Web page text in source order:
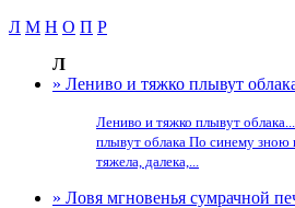
Л М Н О П Р
Л
» Лениво и тяжко плывут
Лениво и тяжко плывут
плывут облака По синему зною
тяжела, далека,...
» Ловя мгновенья сумрачной